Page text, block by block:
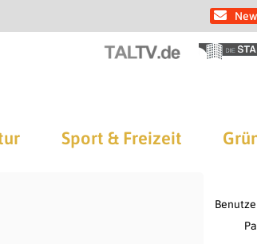
Sport & Freizeit